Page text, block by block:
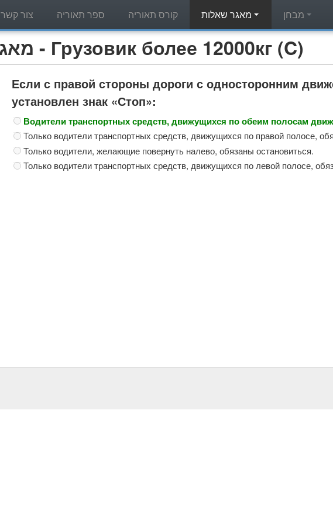
קורס תאוריה ספר תאוריה צור קשר
מאגר שאלות תאוריה - Грузовик более 12000кг (C)
Если с правой стороны дороги с односторонним
установлен знак «Стоп»:
Водители транспортных средств, движущихся по обеим полосам
Только водители транспортных средств, движущихся по правой полосе,
Только водители, желающие повернуть налево, обязаны остановиться.
Только водители транспортных средств, движущихся по левой полосе,